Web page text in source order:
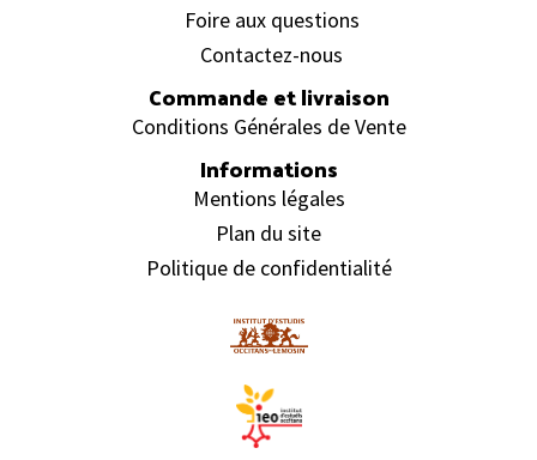
Foire aux questions
Contactez-nous
Commande et livraison
Conditions Générales de Vente
Informations
Mentions légales
Plan du site
Politique de confidentialité